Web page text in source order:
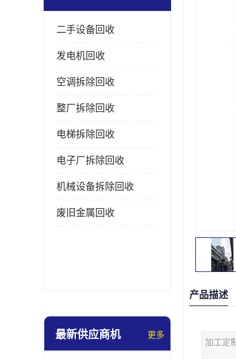
二手设备回收
发电机回收
空调拆除回收
整厂拆除回收
电梯拆除回收
电子厂拆除回收
机械设备拆除回收
废旧金属回收
最新供应商机 更多
产品描述
加工定